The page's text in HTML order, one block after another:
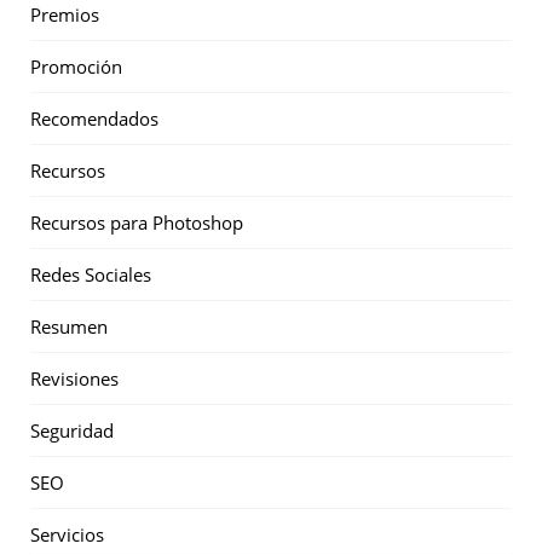
Premios
Promoción
Recomendados
Recursos
Recursos para Photoshop
Redes Sociales
Resumen
Revisiones
Seguridad
SEO
Servicios